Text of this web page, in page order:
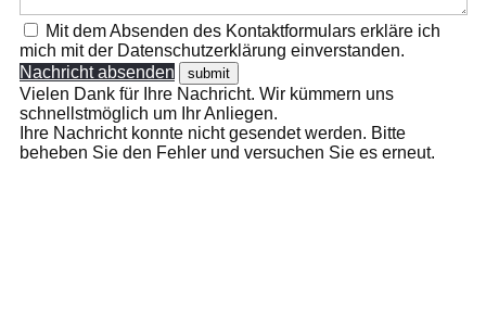
Mit dem Absenden des Kontaktformulars erkläre ich
mich mit der Datenschutzerklärung einverstanden.
Nachricht absenden
Vielen Dank für Ihre Nachricht. Wir kümmern uns
schnellstmöglich um Ihr Anliegen.
Ihre Nachricht konnte nicht gesendet werden. Bitte
beheben Sie den Fehler und versuchen Sie es erneut.